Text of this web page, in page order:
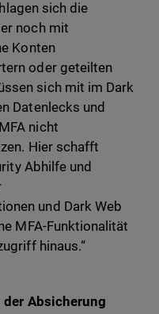
sich die
noch mit
Konten
oder geteilten
sich mit im Dark
Datenlecks und
nicht
Hier schafft
Abhilfe und
und Dark Web
MFA-Funktionalität
hinaus.“
Absicherung